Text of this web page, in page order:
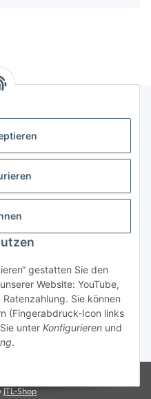
gestatten Sie den
Website: YouTube,
Sie können
(Fingerabdruck-Icon links
unter Konfigurieren und
.
Versand
JTL-Shop